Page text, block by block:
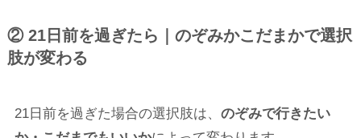
② 21日前を過ぎたら｜のぞみかこだまかで選択
肢が変わる
21日前を過ぎた場合の選択肢は、 のぞみで行きたい